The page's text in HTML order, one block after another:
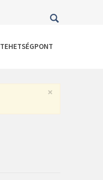
TEHETSÉGPONT
×